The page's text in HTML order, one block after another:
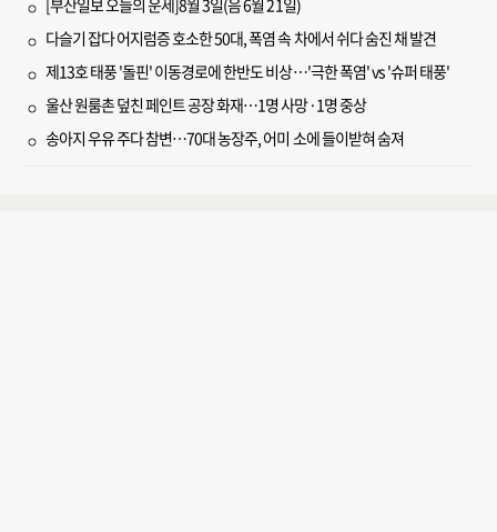
[부산일보 오늘의 운세]8월 3일(음 6월 21일)
다슬기 잡다 어지럼증 호소한 50대, 폭염 속 차에서 쉬다 숨진 채 발견
제13호 태풍 '돌핀' 이동경로에 한반도 비상…'극한 폭염' vs '슈퍼 태풍'
울산 원룸촌 덮친 페인트 공장 화재…1명 사망·1명 중상
송아지 우유 주다 참변…70대 농장주, 어미 소에 들이받혀 숨져